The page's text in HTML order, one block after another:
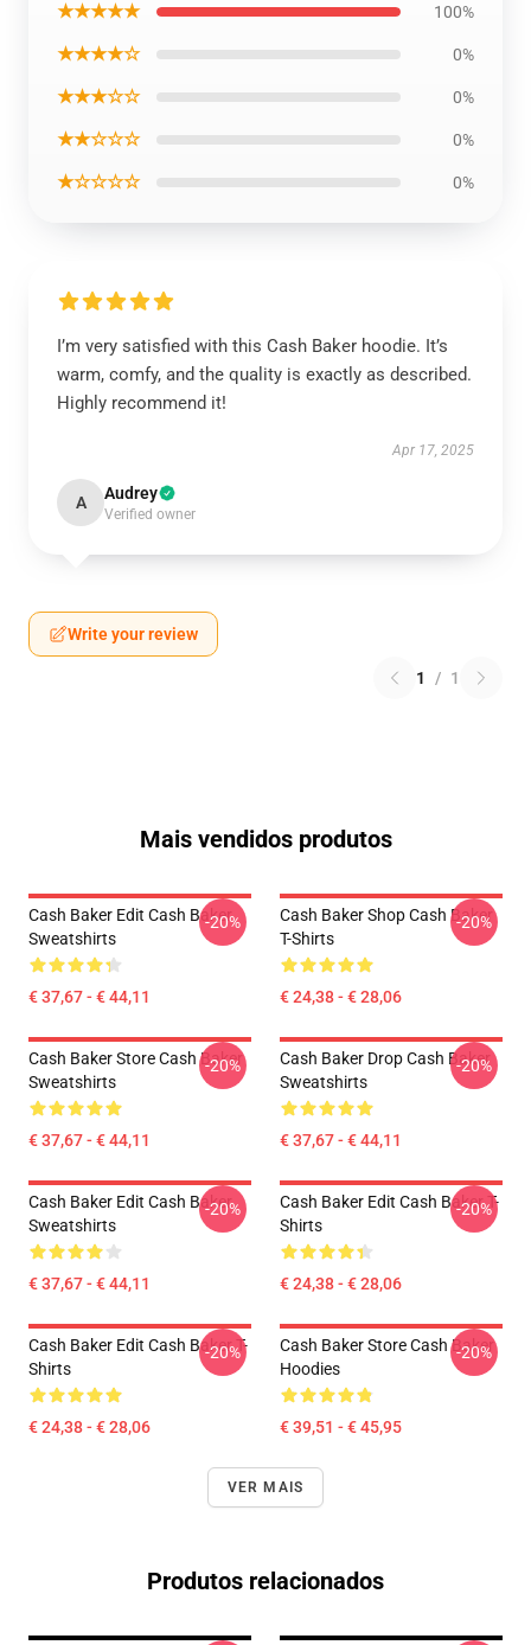
★★★★★ 100%
★★★★☆ 0%
★★★☆☆ 0%
★★☆☆☆ 0%
★☆☆☆☆ 0%
I’m very satisfied with this Cash Baker hoodie. It’s
warm, comfy, and the quality is exactly as described.
Highly recommend it!
Apr 17, 2025
A Audrey
Verified owner
Write your review
1 / 1
Mais vendidos produtos
Cash Baker Edit Cash Baker
Sweatshirts
€ 37,67 - € 44,11
-20%
Cash Baker Shop Cash Baker
T-Shirts
€ 24,38 - € 28,06
-20%
Cash Baker Store Cash Baker
Sweatshirts
€ 37,67 - € 44,11
-20%
Cash Baker Drop Cash Baker
Sweatshirts
€ 37,67 - € 44,11
-20%
Cash Baker Edit Cash Baker
Sweatshirts
€ 37,67 - € 44,11
-20%
Cash Baker Edit Cash Baker T-
Shirts
€ 24,38 - € 28,06
-20%
Cash Baker Edit Cash Baker T-
Shirts
€ 24,38 - € 28,06
-20%
Cash Baker Store Cash Baker
Hoodies
€ 39,51 - € 45,95
-20%
VER MAIS
Produtos relacionados